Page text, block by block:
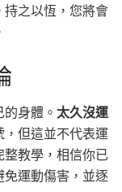
之以恆，您將會
身體。 太久沒運
，但這並不代表運
教學，相信你已
運動傷害，並逐